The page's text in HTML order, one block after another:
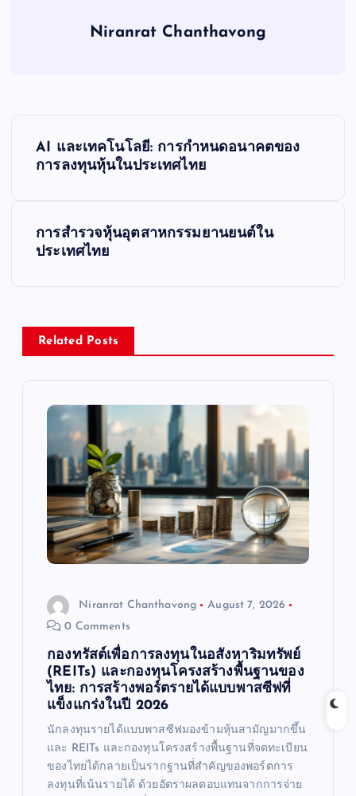
Niranrat Chanthavong
a
v
AI และเทคโนโลยี: การกำหนดอนาคตของ
การลงทุนหุ้นในประเทศไทย
การสำรวจหุ้นอุตสาหกรรมยานยนต์ใน
ประเทศไทย
Related Posts
Niranrat Chanthavong
August 7, 2026
0 Comments
กองทรัสต์เพื่อการลงทุนในอสังหาริมทรัพย์
(REITs) และกองทุนโครงสร้างพื้นฐานของ
ไทย: การสร้างพอร์ตรายได้แบบพาสซีฟที่
แข็งแกร่งในปี 2026
นักลงทุนรายได้แบบพาสซีฟมองข้ามหุ้นสามัญมากขึ้น
และ REITs และกองทุนโครงสร้างพื้นฐานที่จดทะเบียน
ของไทยได้กลายเป็นรากฐานที่สำคัญของพอร์ตการ
ลงทุนที่เน้นรายได้ ด้วยอัตราผลตอบแทนจากการจ่าย